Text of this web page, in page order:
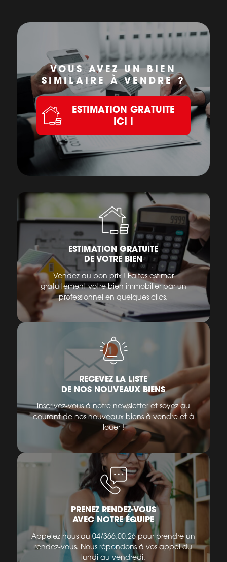
VOUS AVEZ UN BIEN
SIMILAIRE À VENDRE ?
ESTIMATION GRATUITE
ICI !
ESTIMATION GRATUITE
DE VOTRE BIEN
Vendez au bon prix ! Faites estimer
gratuitement votre bien immobilier par un
professionnel en quelques clics.
RECEVEZ LA LISTE
DE NOS NOUVEAUX BIENS
Inscrivez-vous à notre newsletter et soyez au
courant de nos nouveaux biens à vendre et à
louer !
PRENEZ RENDEZ-VOUS
AVEC NOTRE ÉQUIPE
Appelez nous au 04/366.00.26 pour prendre un
rendez-vous. Nous répondons à vos appel du
lundi au vendredi.